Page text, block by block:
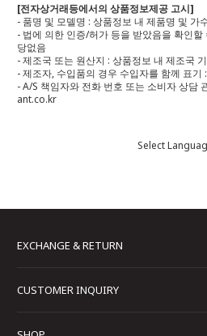
[전자상거래등에서의 상품정보제공 고시]
- 품명 및 모델명 : 상품정보 내 제품명 및 가
- 법에 의한 인증/허가 등을 받았음을 확인
당없음
- 제조국 또는 원산지 : 상품정보 내 제조국
- 제조자, 수입품의 경우 수입자를 함께 표기
- A/S 책임자와 전화 번호 또는 소비자 상담
ant.co.kr
Select
EXCHANGE & RETURN
CUSTOMER INQUIRY